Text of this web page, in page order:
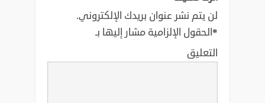
لن يتم نشر عنوان بريدك الإلكتروني.
الحقول الإلزامية مشار إليها بـ*
التعليق